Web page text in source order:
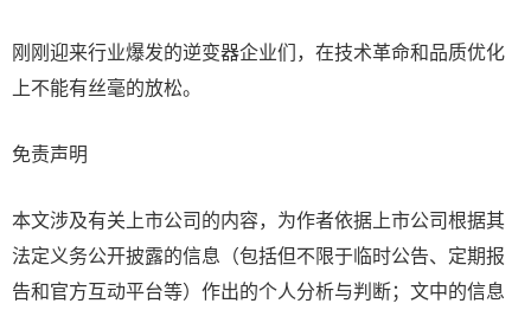
刚刚迎来行业爆发的逆变器企业们，在技术革命和品质优化
上不能有丝毫的放松。
免责声明
本文涉及有关上市公司的内容，为作者依据上市公司根据其
法定义务公开披露的信息（包括但不限于临时公告、定期报
告和官方互动平台等）作出的个人分析与判断；文中的信息